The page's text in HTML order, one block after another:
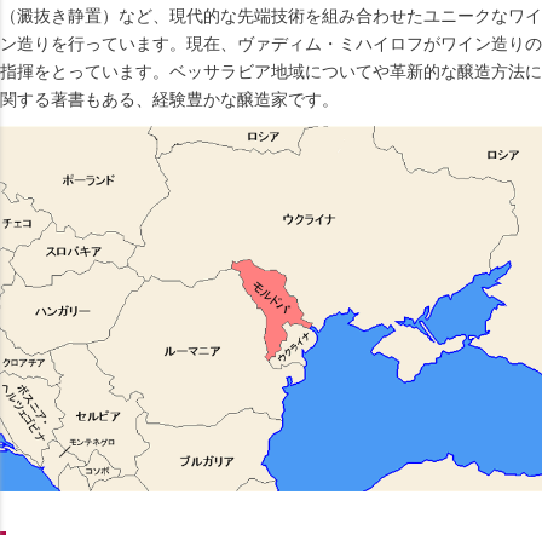
（澱抜き静置）など、現代的な先端技術を組み合わせたユニークなワイ
ン造りを行っています。現在、ヴァディム・ミハイロフがワイン造りの
指揮をとっています。ベッサラビア地域についてや革新的な醸造方法に
関する著書もある、経験豊かな醸造家です。